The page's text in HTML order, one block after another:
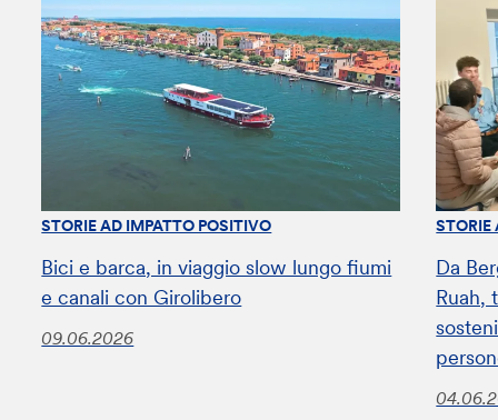
STORIE AD IMPATTO POSITIVO
Bici e barca, in viaggio slow lungo fiumi
e canali con Girolibero
09.06.2026
STORIE
Da
Ruah,